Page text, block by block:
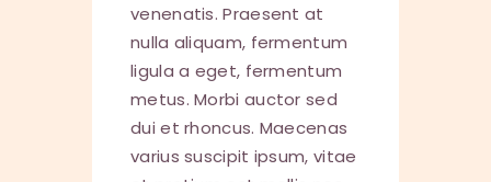
venenatis. Praesent at
nulla aliquam, fermentum
ligula a eget, fermentum
metus. Morbi auctor sed
dui et rhoncus. Maecenas
varius suscipit ipsum, vitae